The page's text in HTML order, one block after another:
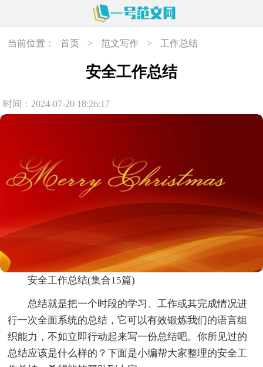
当前位置： 首页 > 范文写作 > 工作总结
安全工作总结
时间：2024-07-20 18:26:17
安全工作总结(集合15篇)
总结就是把一个时段的学习、工作或其完成情况进
行一次全面系统的总结，它可以有效锻炼我们的语言组
织能力，不如立即行动起来写一份总结吧。你所见过的
总结应该是什么样的？下面是小编帮大家整理的安全工